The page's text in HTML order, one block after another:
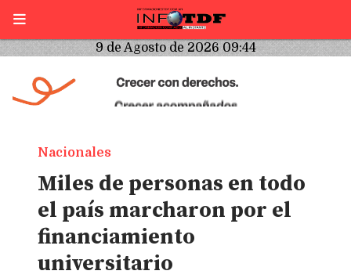
9 de Agosto de 2026 09:44
Miles de personas en todo
el país marcharon por el
financiamiento
universitario
Nacionales